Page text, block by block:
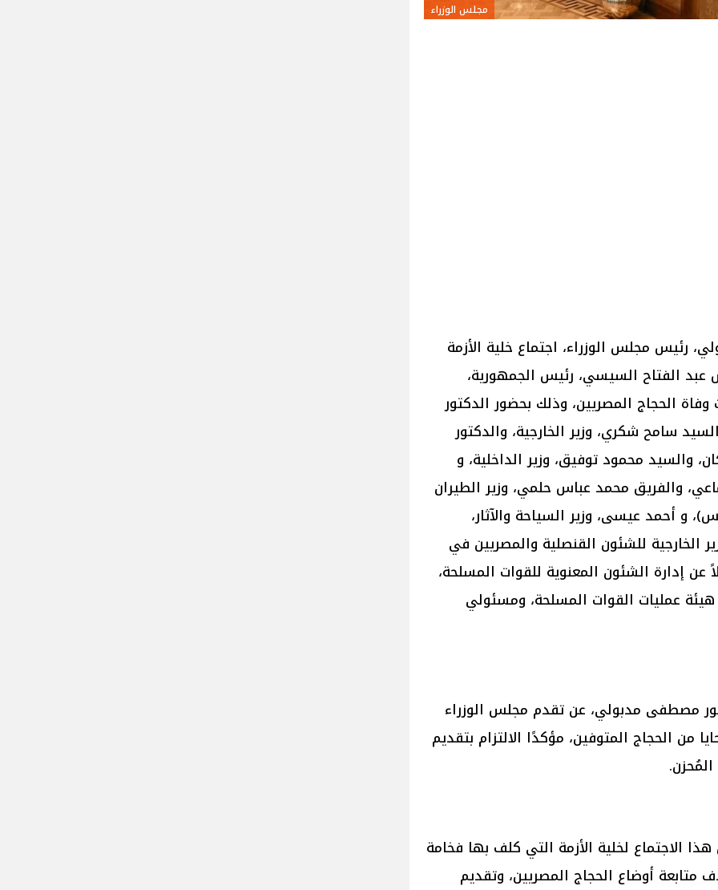
مجلس الوزراء
رئيس مجلس الوزراء، اجتماع خلية الأزمة
الفتاح السيسي، رئيس الجمهورية،
وفاة الحجاج المصريين، وذلك بحضور الدكتور
سامح شكري، وزير الخارجية، والدكتور
والسيد محمود توفيق، وزير الداخلية، و
والفريق محمد عباس حلمي، وزير الطيران
و أحمد عيسى، وزير السياحة والآثار،
الخارجية للشئون القنصلية والمصريين في
عن إدارة الشئون المعنوية للقوات المسلحة،
هيئة عمليات القوات المسلحة، ومسئولي
مصطفى مدبولي، عن تقدم مجلس الوزراء
من الحجاج المتوفين، مؤكدًا الالتزام بتقديم
الاجتماع لخلية الأزمة التي كلف بها فخامة
أوضاع الحجاج المصريين، وتقديم